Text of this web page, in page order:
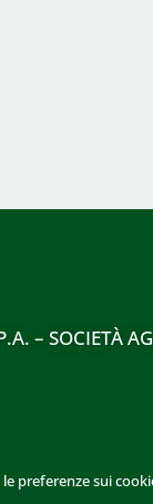
– SOCIETÀ
preferenze sui